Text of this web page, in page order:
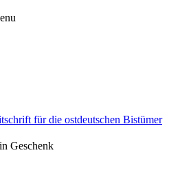
für die ostdeutschen Bistümer
Geschenk